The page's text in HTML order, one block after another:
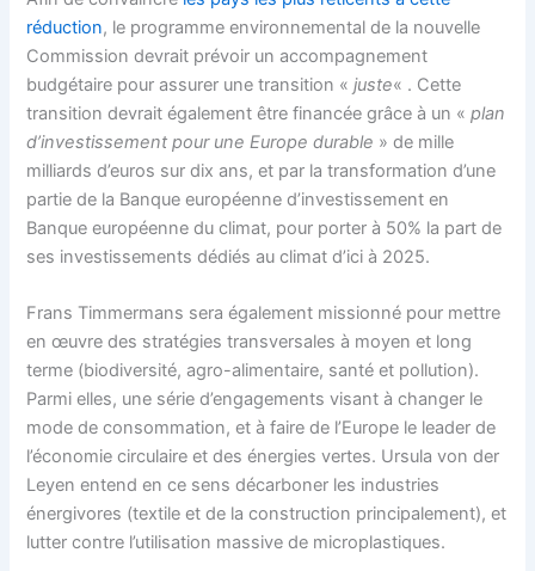
réduction, le programme environnemental de la nouvelle
Commission devrait prévoir un accompagnement
budgétaire pour assurer une transition «juste« . Cette
transition devrait également être financée grâce à un «plan
d’investissement pour une Europe durable » de mille
milliards d’euros sur dix ans, et par la transformation d’une
partie de la Banque européenne d’investissement en
Banque européenne du climat, pour porter à 50% la part de
ses investissements dédiés au climat d’ici à 2025.
Frans Timmermans sera également missionné pour mettre
en œuvre des stratégies transversales à moyen et long
terme (biodiversité, agro-alimentaire, santé et pollution).
Parmi elles, une série d’engagements visant à changer le
mode de consommation, et à faire de l’Europe le leader de
l’économie circulaire et des énergies vertes. Ursula von der
Leyen entend en ce sens décarboner les industries
énergivores (textile et de la construction principalement), et
lutter contre l’utilisation massive de microplastiques.